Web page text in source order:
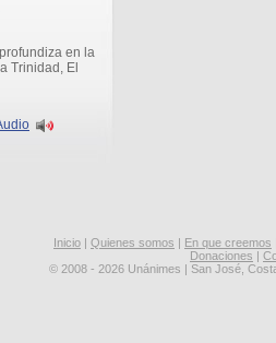
en la
Trinidad, El
Inicio | Quienes somos | En que creemos
Donaciones |
© 2008 - 2026 Unánimes | San José,